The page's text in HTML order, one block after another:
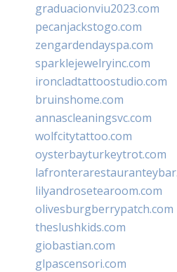
graduacionviu2023.com
pecanjackstogo.com
zengardendayspa.com
sparklejewelryinc.com
ironcladtattoostudio.com
bruinshome.com
annascleaningsvc.com
wolfcitytattoo.com
oysterbayturkeytrot.com
lilyandrosetearoom.com
olivesburgberrypatch.com
theslushkids.com
giobastian.com
glpascensori.com